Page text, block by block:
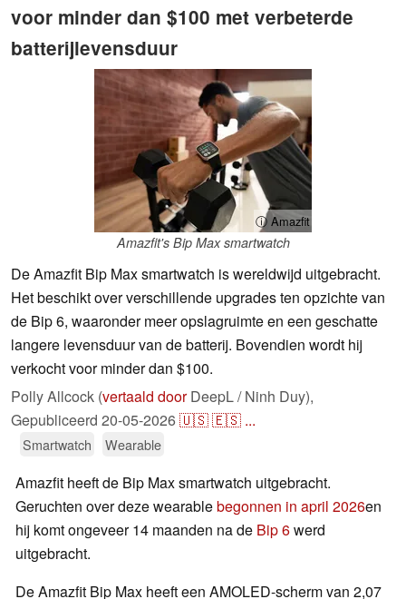
voor minder dan $100 met verbeterde
batterijlevensduur
ⓘ Amazfit
Amazfit's Bip Max smartwatch
De Amazfit Bip Max smartwatch is wereldwijd uitgebracht.
Het beschikt over verschillende upgrades ten opzichte van
de Bip 6, waaronder meer opslagruimte en een geschatte
langere levensduur van de batterij. Bovendien wordt hij
verkocht voor minder dan $100.
Polly Allcock (vertaald doorDeepL / Ninh Duy),
Gepubliceerd 20-05-2026🇺🇸🇪🇸 ...
Smartwatch Wearable
Amazfit heeft de Bip Max smartwatch uitgebracht.
Geruchten over deze wearablebegonnen in april 2026en
hij komt ongeveer 14 maanden na de Bip 6werd
uitgebracht.
De Amazfit Bip Max heeft een AMOLED-scherm van 2,07